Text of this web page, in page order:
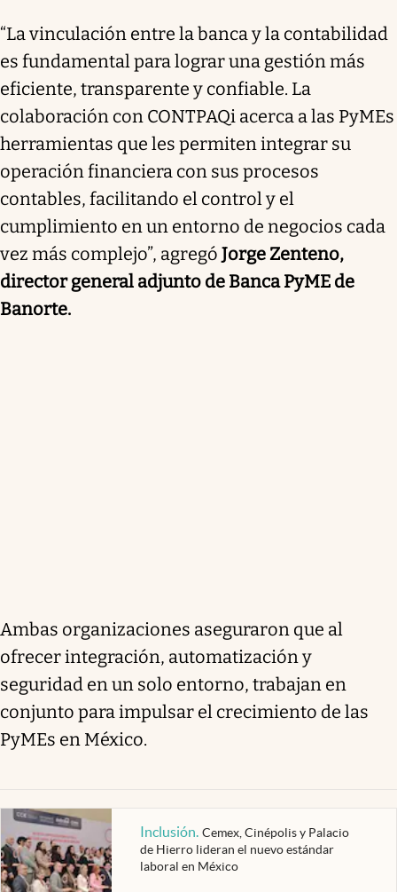
“La vinculación entre la banca y la contabilidad
es fundamental para lograr una gestión más
eficiente, transparente y confiable. La
colaboración con CONTPAQi acerca a las PyMEs
herramientas que les permiten integrar su
operación financiera con sus procesos
contables, facilitando el control y el
cumplimiento en un entorno de negocios cada
vez más complejo”, agregó Jorge Zenteno,
director general adjunto de Banca PyME de
Banorte.
Ambas organizaciones aseguraron que al
ofrecer integración, automatización y
seguridad en un solo entorno, trabajan en
conjunto para impulsar el crecimiento de las
PyMEs en México.
Inclusión. Cemex, Cinépolis y Palacio
de Hierro lideran el nuevo estándar
laboral en México